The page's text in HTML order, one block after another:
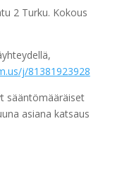
2 Turku. Kokous
j/81381923928
sääntömääräiset
asiana katsaus